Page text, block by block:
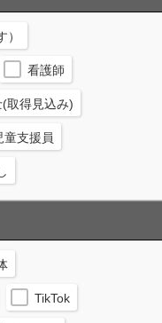
看護師
取得見込み)
童支援員
TikTok